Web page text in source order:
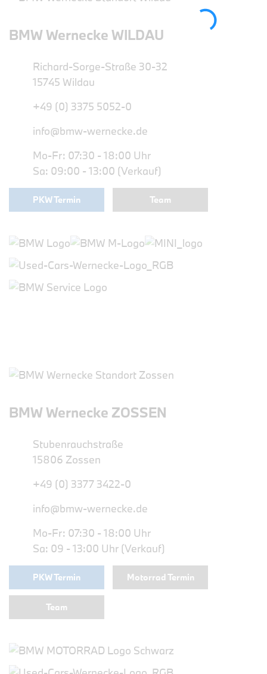
BMW Wernecke WILDAU
Richard-Sorge-Straße 30-32
15745 Wildau
+49 (0) 3375 5052-0
info@bmw-wernecke.de
Mo-Fr: 07:30 - 18:00 Uhr
Sa: 09:00 - 13:00 (Verkauf)
PKW Termin Team
BMW Wernecke ZOSSEN
Stubenrauchstraße
15806 Zossen
+49 (0) 3377 3422-0
info@bmw-wernecke.de
Mo-Fr: 07:30 - 18:00 Uhr
Sa: 09 - 13:00 Uhr (Verkauf)
PKW Termin Motorrad Termin
Team